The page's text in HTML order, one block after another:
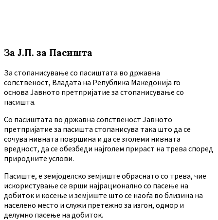
За Ј.П. за Пасишта
За стопанисување со пасиштата во државна
сопственост, Владата на Република Македонија го
основа Јавното претпријатие за стопанисување со
пасишта.
Co пасиштата во државна сопственост Јавното
претпријатие за пасишта стопанисува така што да се
сочува нивната површина и да се зголеми нивната
вредност, да се обезбеди најголем прираст на трева според
природните услови.
Пасиште, е земјоделско земјиште обраснато со трева, чие
искористување се врши најрационално со пасење на
добиток и косење и земјиште што се наоѓа во близина на
населено место и служи претежно за изгон, одмор и
делумно пасење на добиток.